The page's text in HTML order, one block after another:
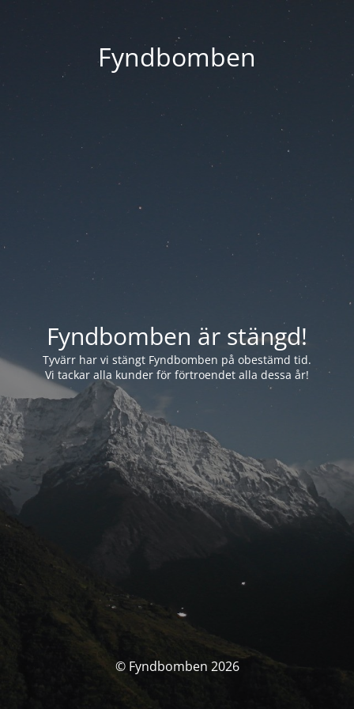
Fyndbomben
Fyndbomben är stängd!
Tyvärr har vi stängt Fyndbomben på obestämd tid.
Vi tackar alla kunder för förtroendet alla dessa år!
© Fyndbomben 2026